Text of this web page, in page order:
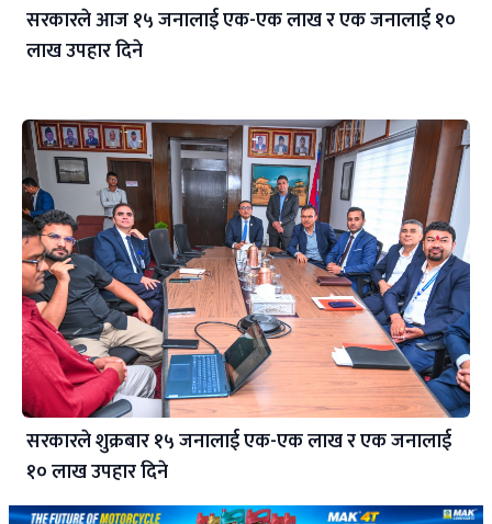
सरकारले आज १५ जनालाई एक-एक लाख र एक जनालाई १०
लाख उपहार दिने
सरकारले शुक्रबार १५ जनालाई एक-एक लाख र एक जनालाई
१० लाख उपहार दिने